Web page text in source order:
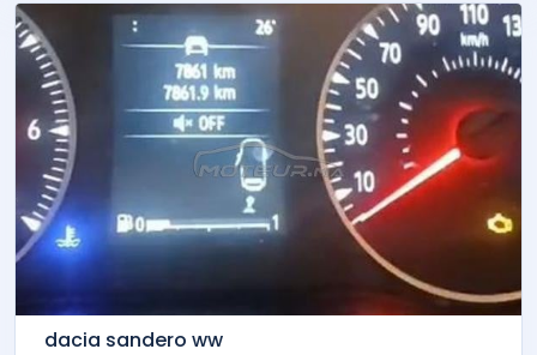
dacia sandero ww